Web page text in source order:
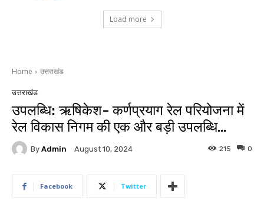
Load more